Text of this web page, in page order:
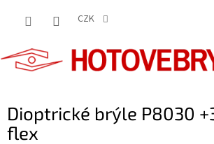
CZK
Dioptrické brýle P8030
flex